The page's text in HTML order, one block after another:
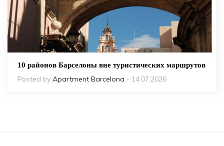
10 районов Барселоны вне туристических маршрутов
Posted by Apartment Barcelona - 14.07.2026